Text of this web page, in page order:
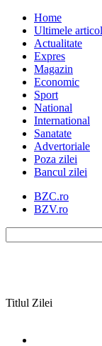
Home
Ultimele
Actualitate
Expres
Magazin
Economic
Sport
National
International
Sanatate
Advertoriale
Poza zilei
Bancul zilei
BZC.ro
BZV.ro
Titlul Zilei